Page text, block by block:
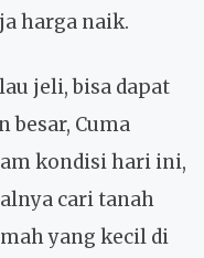
harga naik.
jeli, bisa dapat
besar, Cuma
kondisi hari ini,
cari tanah
yang kecil di